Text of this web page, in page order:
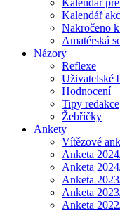
Kalendář
Kalendář
Nakročeno
Amatérská
Názory
Reflexe
Uživatelské
Hodnocení
Tipy redakce
Žebříčky
Ankety
Vítězové
Anketa
Anketa
Anketa
Anketa
Anketa